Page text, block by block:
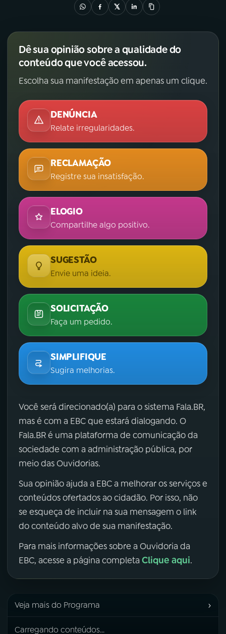
Dê sua opinião sobre a qualidade do
conteúdo que você acessou.
Escolha sua manifestação em apenas um clique.
DENÚNCIA
Relate irregularidades.
RECLAMAÇÃO
Registre sua insatisfação.
ELOGIO
Compartilhe algo positivo.
SUGESTÃO
Envie uma ideia.
SOLICITAÇÃO
Faça um pedido.
SIMPLIFIQUE
Sugira melhorias.
Você será direcionado(a) para o sistema Fala.BR,
mas é com a EBC que estará dialogando. O
Fala.BR é uma plataforma de comunicação da
sociedade com a administração pública, por
meio das Ouvidorias.
Sua opinião ajuda a EBC a melhorar os serviços e
conteúdos ofertados ao cidadão. Por isso, não
se esqueça de incluir na sua mensagem o link
do conteúdo alvo de sua manifestação.
Para mais informações sobre a Ouvidoria da
EBC, acesse a página completa Clique aqui.
Veja mais do Programa ›
Carregando conteúdos...